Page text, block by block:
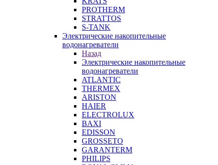
PROTHERM
STRATTOS
S-TANK
Электрические накопительные
водонагреватели
Назад
Электрические накопительные
водонагреватели
ATLANTIC
THERMEX
ARISTON
HAIER
ELECTROLUX
BAXI
EDISSON
GROSSETO
GARANTERM
PHILIPS